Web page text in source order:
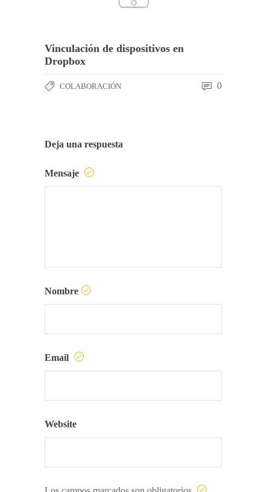
Vinculación de dispositivos en
Dropbox
COLABORACIÓN 0
Deja una respuesta
Mensaje
Nombre
Email
Website